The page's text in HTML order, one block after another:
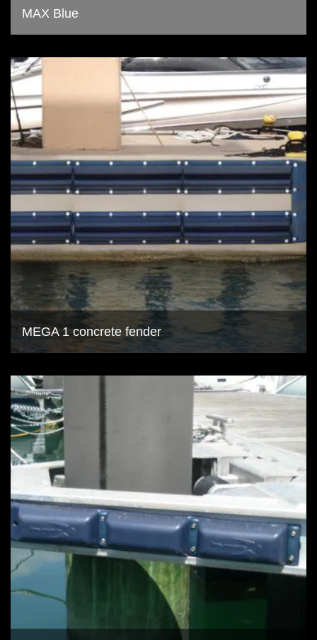
MAX Blue
MEGA 1 concrete fender